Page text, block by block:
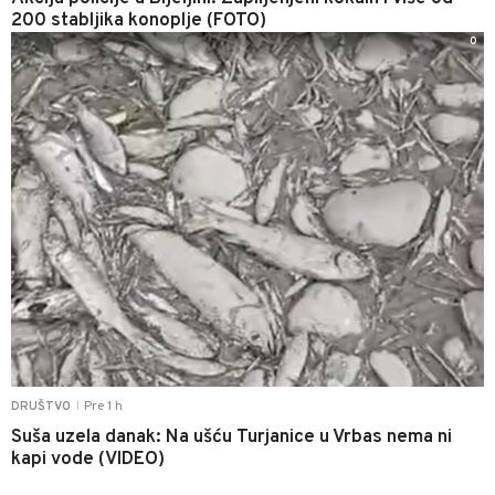
200 stabljika konoplje (FOTO)
DRUŠTVO Pre 1 h
Suša uzela danak: Na ušću Turjanice u Vrbas nema ni
kapi vode (VIDEO)
0